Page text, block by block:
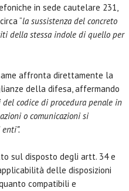
in sede cautelare 231,
“la sussistenza del concreto
della stessa indole di quello per
affronta direttamente la
della difesa, affermando
codice di procedura penale in
o comunicazioni si
sul disposto degli artt. 34 e
delle disposizioni
compatibili e